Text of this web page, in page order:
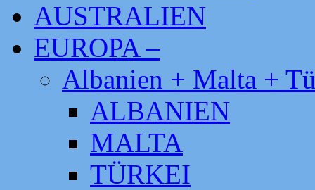
AUSTRALIEN
EUROPA –
Albanien + Malta +
ALBANIEN
MALTA
TÜRKEI